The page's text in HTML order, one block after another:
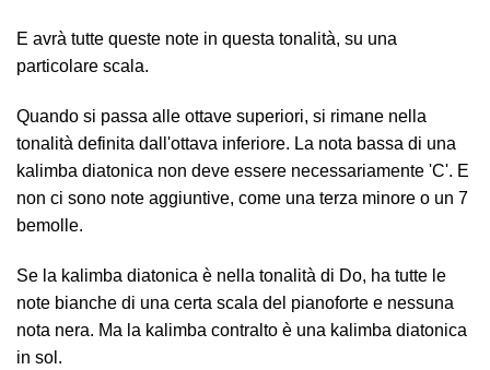
E avrà tutte queste note in questa tonalità, su una
particolare scala.
Quando si passa alle ottave superiori, si rimane nella
tonalità definita dall'ottava inferiore. La nota bassa di una
kalimba diatonica non deve essere necessariamente 'C'. E
non ci sono note aggiuntive, come una terza minore o un 7
bemolle.
Se la kalimba diatonica è nella tonalità di Do, ha tutte le
note bianche di una certa scala del pianoforte e nessuna
nota nera. Ma la kalimba contralto è una kalimba diatonica
in sol.